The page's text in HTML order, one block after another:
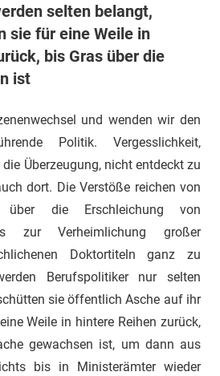
selten belangt,
sie für eine Weile in
bis Gras über die
ist
und wenden wir den
Politik. Vergesslichkeit,
Überzeugung, nicht entdeckt zu
dort. Die Verstöße reichen von
über die Erschleichung von
zur Verheimlichung großer
Doktortiteln ganz zu
Berufspolitiker nur selten
sie öffentlich Asche auf ihr
Weile in hintere Reihen zurück,
gewachsen ist, um dann aus
bis in Ministerämter wieder